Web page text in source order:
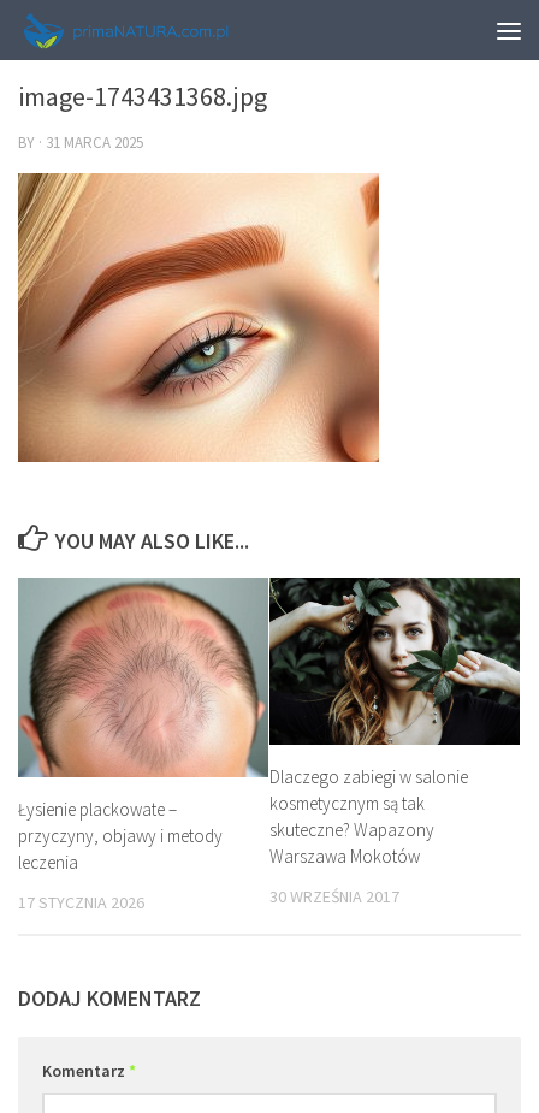
0
image-1743431368.jpg
BY · 31 MARCA 2025
YOU MAY ALSO LIKE...
Łysienie plackowate –
przyczyny, objawy i metody
leczenia
17 STYCZNIA 2026
Dlaczego zabiegi w salonie
kosmetycznym są tak
skuteczne? Wapazony
Warszawa Mokotów
30 WRZEŚNIA 2017
DODAJ KOMENTARZ
Komentarz *